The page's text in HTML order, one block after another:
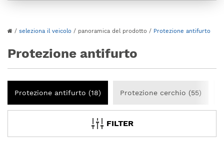
/ seleziona il veicolo / panoramica del prodotto / Protezione antifurto
Protezione antifurto
Protezione antifurto (18) Protezione cerchio (55)
FILTER